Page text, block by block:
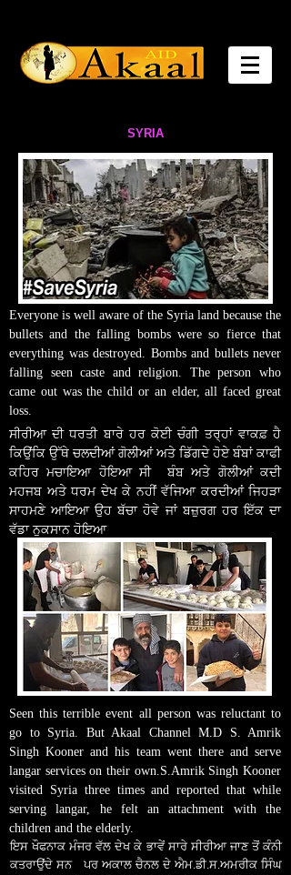
SYRIA
Everyone is well aware of the Syria land because the
bullets and the falling bombs were so fierce that
everything was destroyed. Bombs and bullets never
falling seen caste and religion. The person who
came out was the child or an elder, all faced great
loss.
ਸੀਰੀਆ ਦੀ ਧਰਤੀ ਬਾਰੇ ਹਰ ਕੋਈ ਚੰਗੀ ਤਰ੍ਹਾਂ ਵਾਕਫ਼ ਹੈ
ਕਿਉਂਕਿ ਉੱਥੇ ਚਲਦੀਆਂ ਗੋਲੀਆਂ ਅਤੇ ਡਿੱਗਦੇ ਹੋਏ ਬੰਬਾਂ ਕਾਫੀ
ਕਹਿਰ ਮਚਾਇਆ ਹੋਇਆ ਸੀ।
ਬੰਬ ਅਤੇ ਗੋਲੀਆਂ ਕਦੀ
ਮਹਜਬ ਅਤੇ ਧਰਮ ਦੇਖ ਕੇ ਨਹੀਂ ਵੱਜਿਆ ਕਰਦੀਆਂ ਜਿਹੜਾ
ਸਾਹਮਣੇ ਆਇਆ ਉਹ ਬੱਚਾ ਹੋਵੇ ਜਾਂ ਬਜ਼ੁਰਗ ਹਰ ਇੱਕ ਦਾ
ਵੱਡਾ ਨੁਕਸਾਨ ਹੋਇਆ।
Seen this terrible event all person was reluctant to
go to Syria. But Akaal Channel M.D S. Amrik
Singh Kooner and his team went there and serve
langar services on their own.S.Amrik Singh Kooner
visited Syria three times and reported that while
serving langar, he felt an attachment with the
children and the elderly.
ਇਸ ਖੌਫਨਾਕ ਮੰਜਰ ਵੱਲ ਦੇਖ ਕੇ ਭਾਵੇਂ ਸਾਰੇ ਸੀਰੀਆ ਜਾਣ ਤੋਂ ਕੰਨੀ
ਕਤਰਾਉਂਦੇ ਸਨ। ਪਰ ਅਕਾਲ ਚੈਨਲ ਦੇ ਐਮ.ਡੀ.ਸ.ਅਮਰੀਕ ਸਿੰਘ